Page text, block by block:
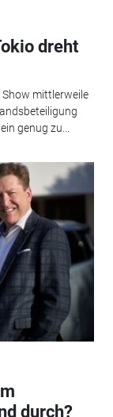
dreht
mittlerweile
genug zu...
durch?